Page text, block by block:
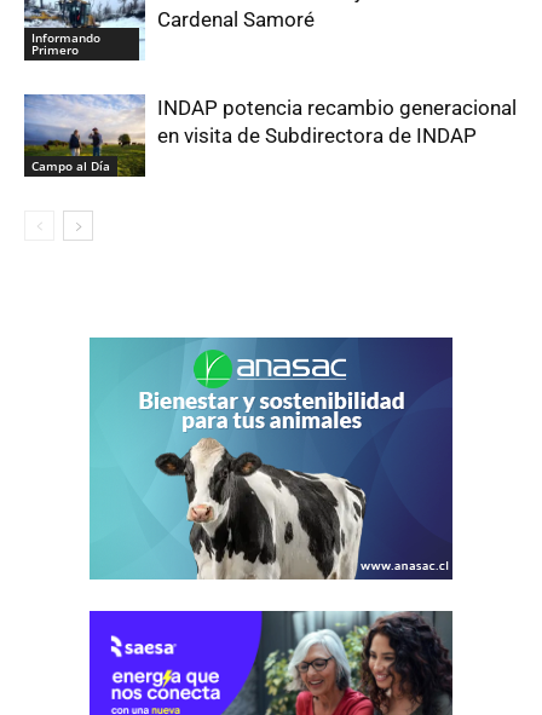
Informando
Primero
Cardenal Samoré
Campo al Día
INDAP potencia recambio generacional
en visita de Subdirectora de INDAP